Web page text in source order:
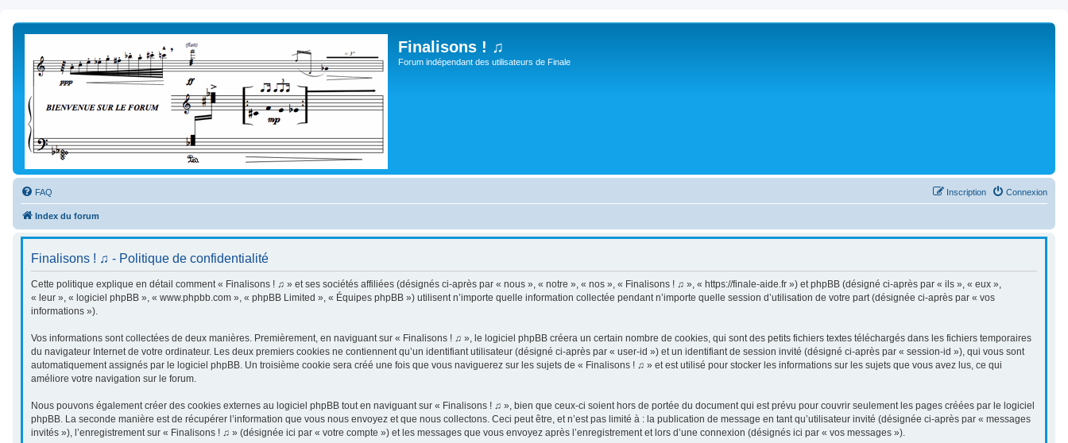
Finalisons ! ♫
Forum indépendant des utilisateurs de Finale
FAQ Connexion
Inscription
Index du forum
Finalisons ! ♫ - Politique de confidentialité
Cette politique explique en détail comment « Finalisons ! ♫ » et ses sociétés affiliées (désignés ci-après par « nous », « notre », « nos », « Finalisons ! ♫ », « https://finale-aide.fr ») et phpBB (désigné ci-après par « ils », « eux »,
« leur », « logiciel phpBB », « www.phpbb.com », « phpBB Limited », « Équipes phpBB ») utilisent n’importe quelle information collectée pendant n’importe quelle session d’utilisation de votre part (désignée ci-après par « vos
informations »).
Vos informations sont collectées de deux manières. Premièrement, en naviguant sur « Finalisons ! ♫ », le logiciel phpBB créera un certain nombre de cookies, qui sont des petits fichiers textes téléchargés dans les fichiers temporaires
du navigateur Internet de votre ordinateur. Les deux premiers cookies ne contiennent qu’un identifiant utilisateur (désigné ci-après par « user-id ») et un identifiant de session invité (désigné ci-après par « session-id »), qui vous sont
automatiquement assignés par le logiciel phpBB. Un troisième cookie sera créé une fois que vous naviguerez sur les sujets de « Finalisons ! ♫ » et est utilisé pour stocker les informations sur les sujets que vous avez lus, ce qui
améliore votre navigation sur le forum.
Nous pouvons également créer des cookies externes au logiciel phpBB tout en naviguant sur « Finalisons ! ♫ », bien que ceux-ci soient hors de portée du document qui est prévu pour couvrir seulement les pages créées par le logiciel
phpBB. La seconde manière est de récupérer l’information que vous nous envoyez et que nous collectons. Ceci peut être, et n’est pas limité à : la publication de message en tant qu’utilisateur invité (désignée ci-après par « messages
invités »), l’enregistrement sur « Finalisons ! ♫ » (désignée ici par « votre compte ») et les messages que vous envoyez après l’enregistrement et lors d’une connexion (désignés ici par « vos messages »).